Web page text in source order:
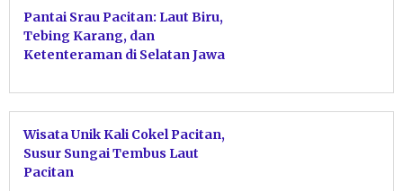
Pantai Srau Pacitan: Laut Biru,
Tebing Karang, dan
Ketenteraman di Selatan Jawa
Wisata Unik Kali Cokel Pacitan,
Susur Sungai Tembus Laut
Pacitan